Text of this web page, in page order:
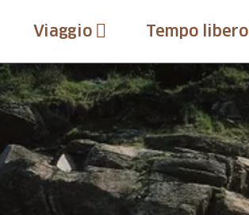
Viaggio Tempo libero